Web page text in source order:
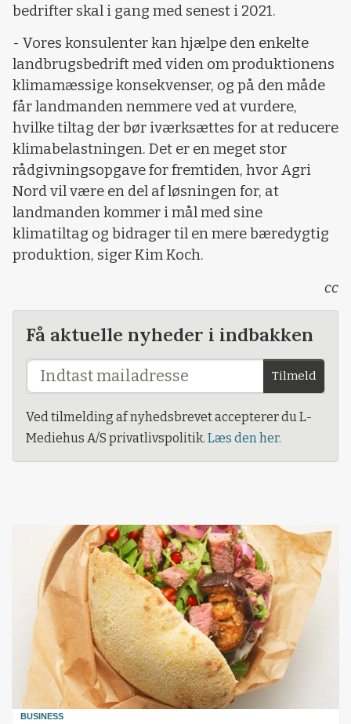
bedrifter skal i gang med senest i 2021.
- Vores konsulenter kan hjælpe den enkelte
landbrugsbedrift med viden om produktionens
klimamæssige konsekvenser, og på den måde
får landmanden nemmere ved at vurdere,
hvilke tiltag der bør iværksættes for at reducere
klimabelastningen. Det er en meget stor
rådgivningsopgave for fremtiden, hvor Agri
Nord vil være en del af løsningen for, at
landmanden kommer i mål med sine
klimatiltag og bidrager til en mere bæredygtig
produktion, siger Kim Koch.
cc
Få aktuelle nyheder i indbakken
Tilmeld
Ved tilmelding af nyhedsbrevet accepterer du L-
Mediehus A/S privatlivspolitik. Læs den her.
BUSINESS